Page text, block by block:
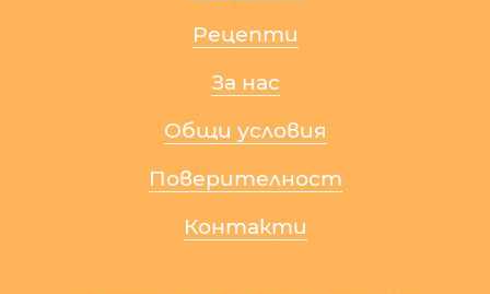
Рецепти
За нас
Общи условия
Поверителност
Контакти